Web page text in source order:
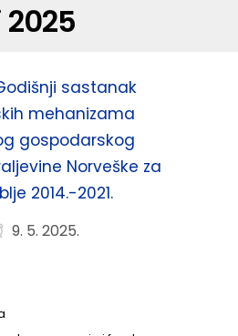
sastanak
mehanizama
gospodarskog
Norveške za
2014.-2021.
9. 5. 2025.